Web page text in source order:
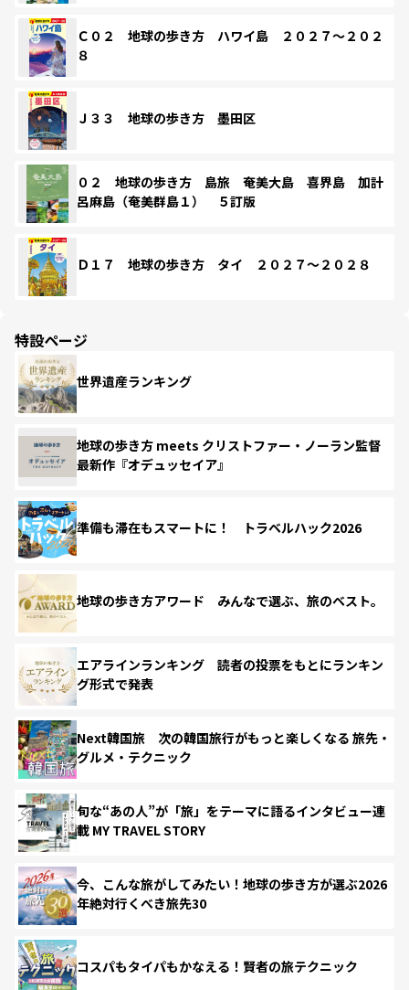
Ｃ０２ 地球の歩き方 ハワイ島 ２０２７～２０２
８
Ｊ３３ 地球の歩き方 墨田区
０２ 地球の歩き方 島旅 奄美大島 喜界島 加計
呂麻島（奄美群島１） ５訂版
Ｄ１７ 地球の歩き方 タイ ２０２７～２０２８
特設ページ
世界遺産ランキング
地球の歩き方 meets クリストファー・ノーラン監督
最新作『オデュッセイア』
準備も滞在もスマートに！ トラベルハック2026
地球の歩き方アワード みんなで選ぶ、旅のベスト。
エアラインランキング 読者の投票をもとにランキン
グ形式で発表
Next韓国旅 次の韓国旅行がもっと楽しくなる 旅先・
グルメ・テクニック
旬な“あの人”が「旅」をテーマに語るインタビュー連
載 MY TRAVEL STORY
今、こんな旅がしてみたい！地球の歩き方が選ぶ2026
年絶対行くべき旅先30
コスパもタイパもかなえる！賢者の旅テクニック